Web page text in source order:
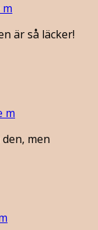
m
är så läcker!
m
men